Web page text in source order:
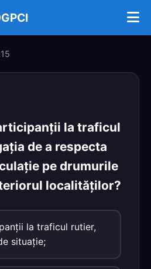
la traficul
de a respecta
pe drumurile
localităţilor?
la traficul rutier,
situaţie;